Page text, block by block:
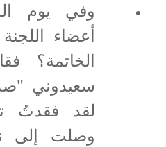
وفي يوم
أعضاء
الخاتمة؟
سعيدوني
لقد فقدتُ
وصلت إلى